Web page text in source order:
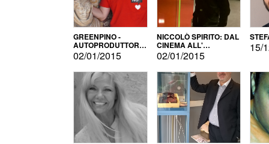
GREENPINO -
AUTOPRODUTTORE
PER AMORE
02/01/2015
NICCOLÒ SPIRITO: DAL
CINEMA ALL'
AUTOPRODUZIONE
02/01/2015
15/